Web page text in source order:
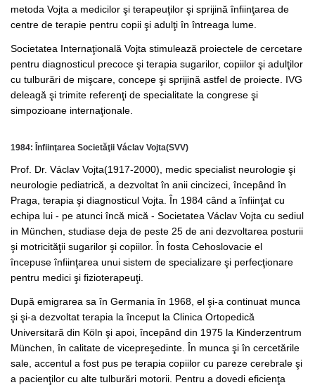
metoda Vojta a medicilor şi terapeuţilor şi sprijină înfiinţarea de
centre de terapie pentru copii şi adulţi în întreaga lume.
Societatea Internaţională Vojta stimulează proiectele de cercetare
pentru diagnosticul precoce şi terapia sugarilor, copiilor şi adulţilor
cu tulburări de mişcare, concepe şi sprijină astfel de proiecte. IVG
deleagă şi trimite referenţi de specialitate la congrese şi
simpozioane internaţionale.
1984: Înfiinţarea Societăţii Václav Vojta(SVV)
Prof. Dr. Václav Vojta(1917-2000), medic specialist neurologie şi
neurologie pediatrică, a dezvoltat în anii cincizeci, începând în
Praga, terapia şi diagnosticul Vojta. În 1984 când a înfiinţat cu
echipa lui - pe atunci încă mică - Societatea Václav Vojta cu sediul
in München, studiase deja de peste 25 de ani dezvoltarea posturii
şi motricităţii sugarilor şi copiilor. În fosta Cehoslovacie el
începuse înfiinţarea unui sistem de specializare şi perfecţionare
pentru medici şi fizioterapeuţi.
După emigrarea sa în Germania în 1968, el şi-a continuat munca
şi şi-a dezvoltat terapia la început la Clinica Ortopedică
Universitară din Köln şi apoi, începând din 1975 la Kinderzentrum
München, în calitate de vicepreşedinte. În munca şi în cercetările
sale, accentul a fost pus pe terapia copiilor cu pareze cerebrale şi
a pacienţilor cu alte tulburări motorii. Pentru a dovedi eficienţa